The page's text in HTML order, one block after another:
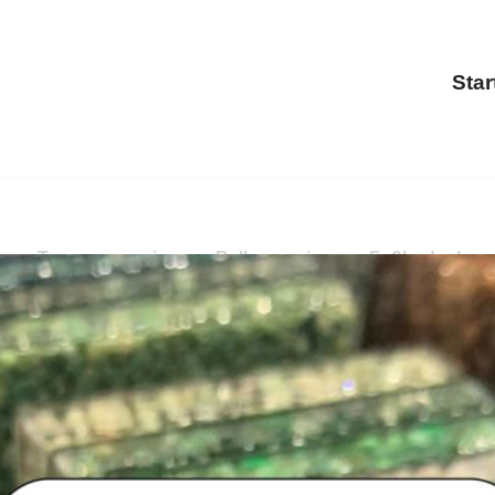
Terrassensanierung, Balkonsanierung,
Treppensanierung, Fußbodenbeschichtung
auch ✓Fußbodenbeschichtung für 90584 Allersberg,